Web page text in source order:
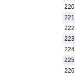
220
221
222
223
224
225
226